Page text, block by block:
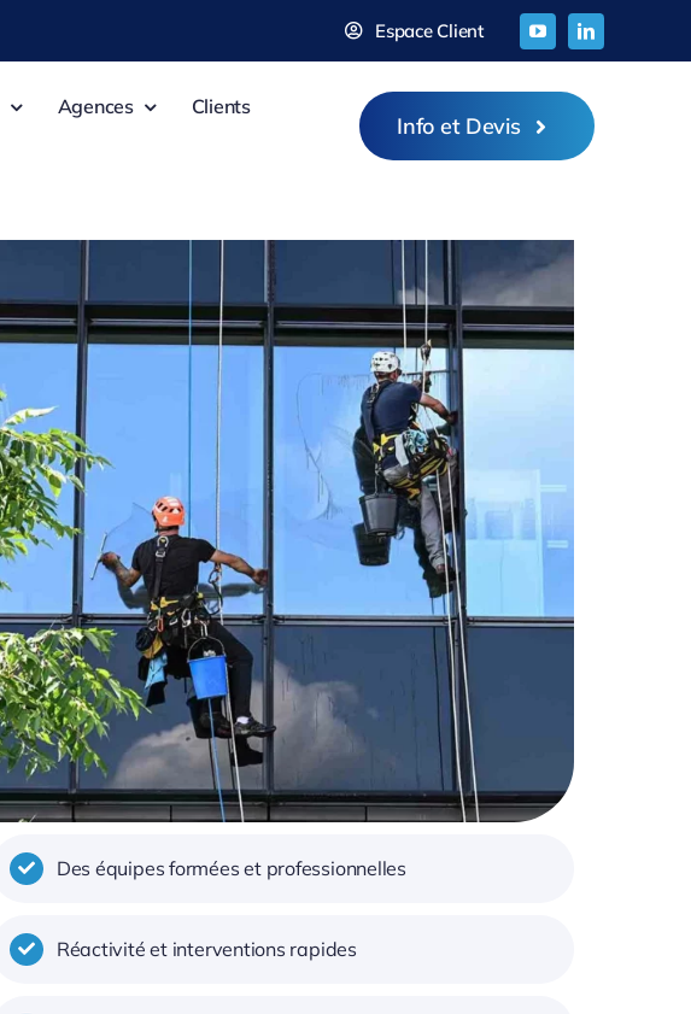
Espace Client
Agences
Clients
Info et Devis
Des équipes formées et professionnelles
Réactivité et interventions rapides